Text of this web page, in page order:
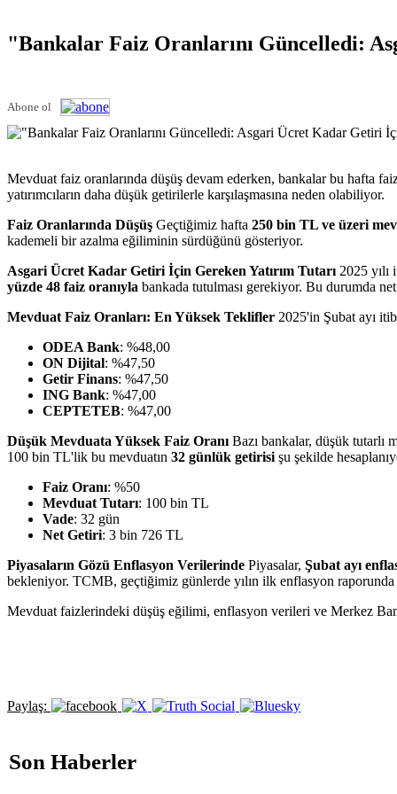
"Bankalar Faiz Oranlarını Güncelledi:
Abone ol
Mevduat faiz oranlarında düşüş devam ederken, bankalar bu hafta
yatırımcıların daha düşük getirilerle karşılaşmasına neden olabiliyor.
Faiz Oranlarında Düşüş Geçtiğimiz hafta 250 bin TL ve üzeri
kademeli bir azalma eğiliminin sürdüğünü gösteriyor.
Asgari Ücret Kadar Getiri İçin Gereken Yatırım Tutarı 2025 yılı
yüzde 48 faiz oranıyla bankada tutulması gerekiyor. Bu durumda
Mevduat Faiz Oranları: En Yüksek Teklifler 2025'in Şubat ayı
ODEA Bank: %48,00
ON Dijital: %47,50
Getir Finans: %47,50
ING Bank: %47,00
CEPTETEB: %47,00
Düşük Mevduata Yüksek Faiz Oranı Bazı bankalar, düşük tutarlı
100 bin TL'lik bu mevduatın 32 günlük getirisi şu şekilde
Faiz Oranı: %50
Mevduat Tutarı: 100 bin TL
Vade: 32 gün
Net Getiri: 3 bin 726 TL
Piyasaların Gözü Enflasyon Verilerinde Piyasalar, Şubat ayı
bekleniyor. TCMB, geçtiğimiz günlerde yılın ilk enflasyon raporunda
Mevduat faizlerindeki düşüş eğilimi, enflasyon verileri ve Merkez
Paylaş:
Son Haberler